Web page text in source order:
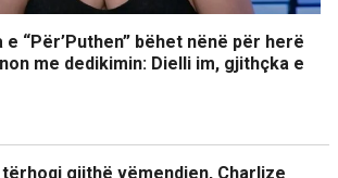
e “Për’Puthen” bëhet nënë për herë
me dedikimin: Dielli im, gjithçka e
gjithë vëmendjen, Charlize